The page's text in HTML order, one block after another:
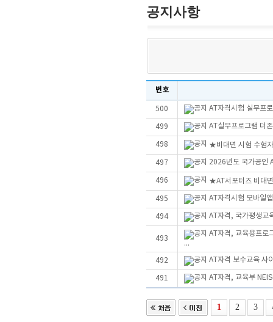
공지사항
번호
500 AT자격시험 실무프
499 AT실무프로그램 더
498 ★비대면 시험 수험
497 2026년도 국가공인
496 ★AT서포터즈 비대
495 AT자격시험 모바일
494 AT자격, 국가평생교
493
AT자격, 교육용프로
...
492 AT자격 보수교육 사
491 AT자격, 교육부
1 2 3